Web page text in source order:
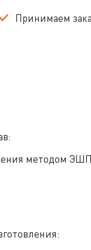
Принимаем
методом